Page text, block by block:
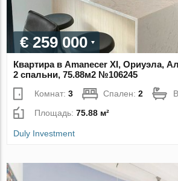
€ 259 000
Квартира в Amanecer XI, Ориуэла,
2 спальни, 75.88м2 №106245
Комнат:3 Спален:2
Площадь:75.88 м²
Duly Investment